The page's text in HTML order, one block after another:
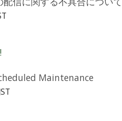
Maintenance